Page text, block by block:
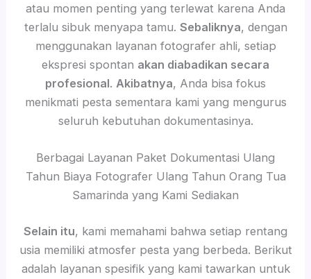
atau momen penting yang terlewat karena Anda
terlalu sibuk menyapa tamu. Sebaliknya, dengan
menggunakan layanan fotografer ahli, setiap
ekspresi spontan akan diabadikan secara
profesional. Akibatnya, Anda bisa fokus
menikmati pesta sementara kami yang mengurus
seluruh kebutuhan dokumentasinya.
Berbagai Layanan Paket Dokumentasi Ulang
Tahun Biaya Fotografer Ulang Tahun Orang Tua
Samarinda yang Kami Sediakan
Selain itu, kami memahami bahwa setiap rentang
usia memiliki atmosfer pesta yang berbeda. Berikut
adalah layanan spesifik yang kami tawarkan untuk